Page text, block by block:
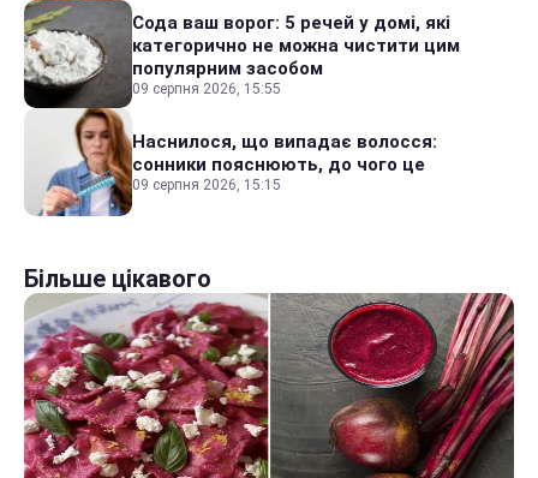
Сода ваш ворог: 5 речей у домі, які
категорично не можна чистити цим
популярним засобом
09 серпня 2026, 15:55
Наснилося, що випадає волосся:
сонники пояснюють, до чого це
09 серпня 2026, 15:15
Більше цікавого